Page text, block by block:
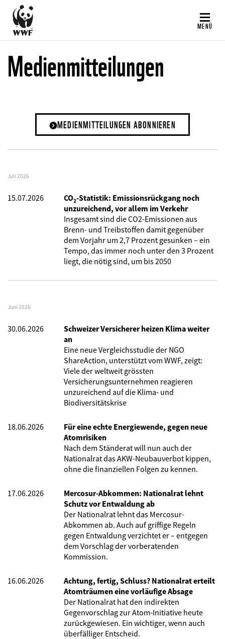
Direkt
zum
Inhalt
MENÜ
Medienmitteilungen
MEDIENMITTEILUNGEN ABONNIEREN
Juli 2026
15.07.2026
CO₂-Statistik: Emissionsrückgang noch
unzureichend, vor allem im Verkehr
Insgesamt sind die CO2-Emissionen aus
Brenn- und Treibstoffen damit gegenüber
dem Vorjahr um 2,7 Prozent gesunken – ein
Tempo, das immer noch unter den 3 Prozent
liegt, die nötig sind, um bis 2050
Juni 2026
30.06.2026
Schweizer Versicherer heizen Klima weiter
an
Eine neue Vergleichsstudie der NGO
ShareAction, unterstützt vom WWF, zeigt:
Viele der weltweit grössten
Versicherungsunternehmen reagieren
unzureichend auf die Klima- und
Biodiversitätskrise
18.06.2026
Für eine echte Energiewende, gegen neue
Atomrisiken
Nach dem Ständerat will nun auch der
Nationalrat das AKW-Neubauverbot kippen,
ohne die finanziellen Folgen zu kennen.
17.06.2026
Mercosur-Abkommen: Nationalrat lehnt
Schutz vor Entwaldung ab
Der Nationalrat lehnt das Mercosur-
Abkommen ab. Auch auf griffige Regeln
gegen Entwaldung verzichtet er – entgegen
dem Vorschlag der vorberatenden
Kommission.
16.06.2026
Achtung, fertig, Schluss? Nationalrat erteilt
Atomträumen eine vorläufige Absage
Der Nationalrat hat den indirekten
Gegenvorschlag zur Atom-Initiative heute
zurückgewiesen. Ein wichtiger, wenn auch
überfälliger Entscheid.